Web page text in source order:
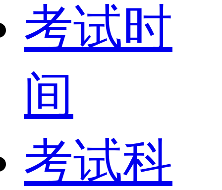
考试时
间
考试科